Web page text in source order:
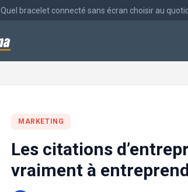
Quel bracelet connecté sans écran choisir au
MARKETING
Les citations
vraiment à